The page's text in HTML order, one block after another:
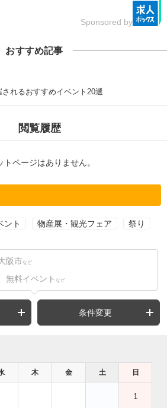
Sponsored by
おすすめ記事
れるおすすめイベント20選
閲覧履歴
ページはありません。
ント 物産展・観光フェア 祭り
阪市 など
無料イベント など
条件変更
木 金 土 日
1